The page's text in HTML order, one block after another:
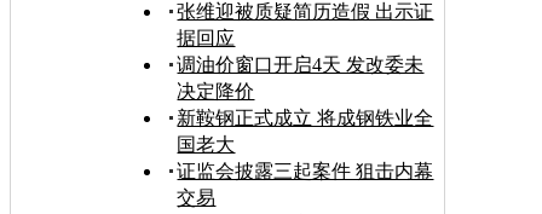
张维迎被质疑简历造假 出示证
据回应
调油价窗口开启4天 发改委未
决定降价
新鞍钢正式成立 将成钢铁业全
国老大
证监会披露三起案件 狙击内幕
交易